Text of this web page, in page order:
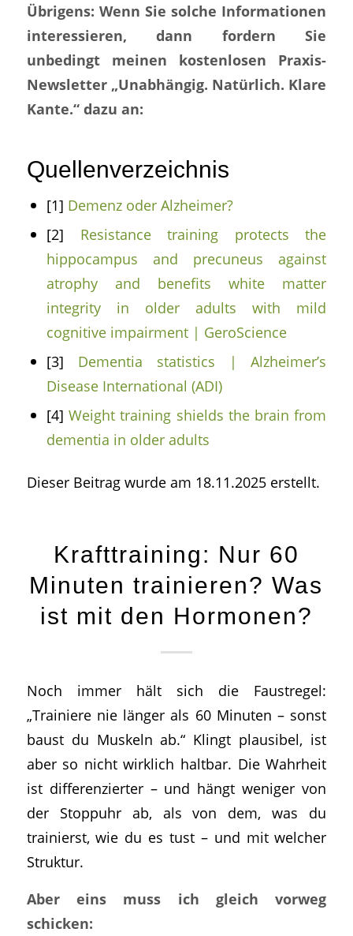
Übrigens: Wenn Sie solche Informationen
interessieren, dann fordern Sie
unbedingt meinen kostenlosen Praxis-
Newsletter „Unabhängig. Natürlich. Klare
Kante.“ dazu an:
Quellenverzeichnis
[1] Demenz oder Alzheimer?
[2] Resistance training protects the
hippocampus and precuneus against
atrophy and benefits white matter
integrity in older adults with mild
cognitive impairment | GeroScience
[3] Dementia statistics | Alzheimer’s
Disease International (ADI)
[4]Weight training shields the brain from
dementia in older adults
Dieser Beitrag wurde am 18.11.2025 erstellt.
Krafttraining: Nur 60
Minuten trainieren? Was
ist mit den Hormonen?
Noch immer hält sich die Faustregel:
„Trainiere nie länger als 60 Minuten – sonst
baust du Muskeln ab.“ Klingt plausibel, ist
aber so nicht wirklich haltbar. Die Wahrheit
ist differenzierter – und hängt weniger von
der Stoppuhr ab, als von dem, was du
trainierst, wie du es tust – und mit welcher
Struktur.
Aber eins muss ich gleich vorweg
schicken: